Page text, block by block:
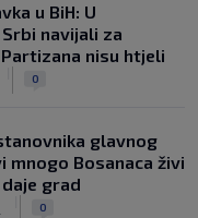
u BiH: U
navijali za
nisu htjeli
0
glavnog
mnogo Bosanaca živi
grad
0